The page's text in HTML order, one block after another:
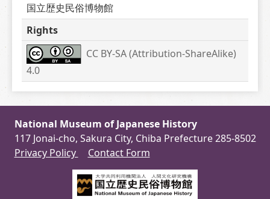
国立歴史民俗博物館
Rights
CC BY-SA (Attribution-ShareAlike)
4.0
National Museum of Japanese History
117 Jonai-cho, Sakura City, Chiba Prefecture 285-8502
Privacy Policy
Contact Form